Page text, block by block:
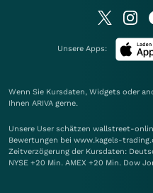
Unsere Apps:
Wenn Sie Kursdaten, Widgets oder
Ihnen ARIVA gerne.
Unsere User schätzen wallstreet-
Bewertungen bei www.kagels-
Zeitverzögerung der Kursdaten:
NYSE +20 Min. AMEX +20 Min. Dow